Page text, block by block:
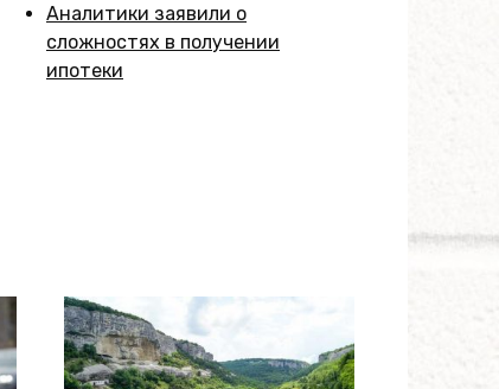
Аналитики заявили о
сложностях в получении
ипотеки